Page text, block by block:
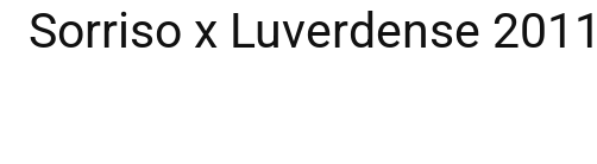
Sorriso x Luverdense